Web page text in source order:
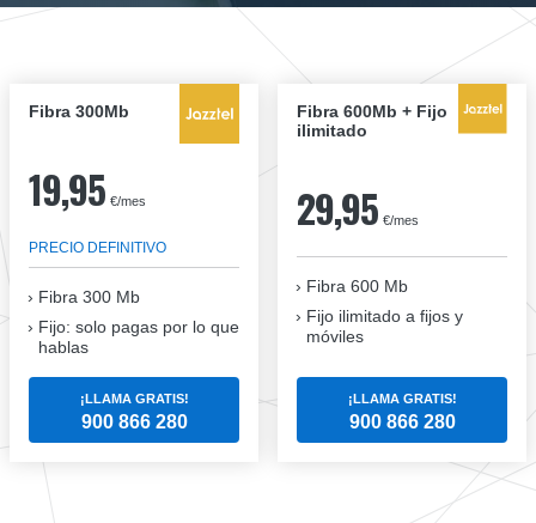
Fibra 300Mb
19,95 €/mes
PRECIO DEFINITIVO
Fibra 300 Mb
Fijo: solo pagas por lo que
hablas
¡LLAMA GRATIS!
900 866 280
Fibra 600Mb + Fijo
ilimitado
29,95 €/mes
Fibra 600 Mb
Fijo ilimitado a fijos y
móviles
¡LLAMA GRATIS!
900 866 280